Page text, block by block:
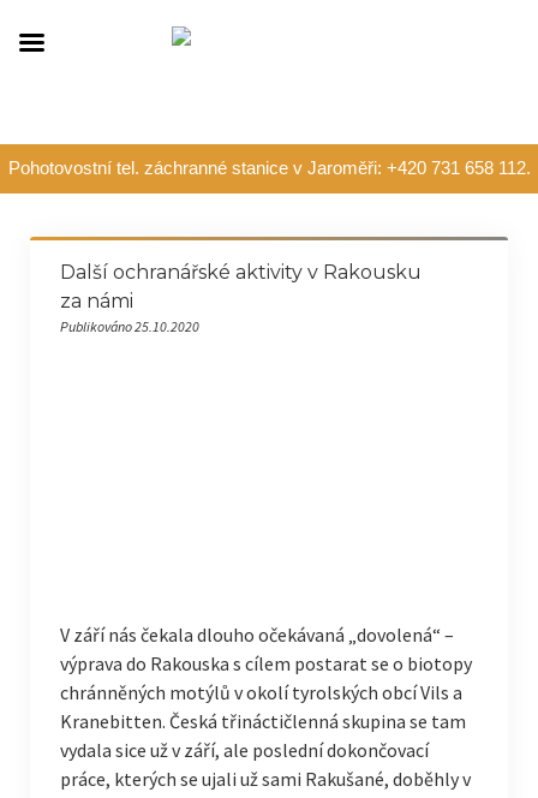
Pohotovostní tel. záchranné stanice v Jaroměři: +420 731 658 112.
Další ochranářské aktivity v Rakousku
za námi
Publikováno 25.10.2020
V září nás čekala dlouho očekávaná „dovolená“ –
výprava do Rakouska s cílem postarat se o biotopy
chránněných motýlů v okolí tyrolských obcí Vils a
Kranebitten. Česká třináctičlenná skupina se tam
vydala sice už v září, ale poslední dokončovací
práce, kterých se ujali už sami Rakušané, doběhly v